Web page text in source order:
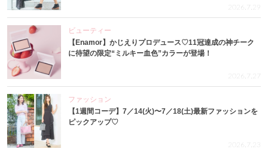
2026.7.29
ビューティー
【Enamor】かじえりプロデュース♡11冠達成の神チーク
に待望の限定“ミルキー血色”カラーが登場！
2026.7.27
ファッション
【1週間コーデ】7／14(火)〜7／18(土)最新ファッションを
ピックアップ♡
2026.7.23